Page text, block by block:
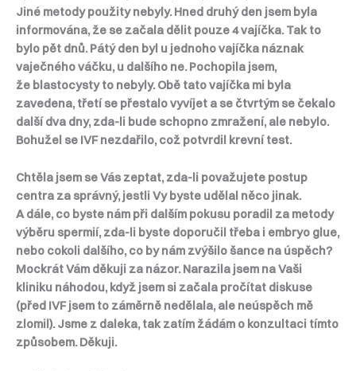
Jiné metody použity nebyly. Hned druhý den jsem byla
informována, že se začala dělit pouze 4 vajíčka. Tak to
bylo pět dnů. Pátý den byl u jednoho vajíčka náznak
vaječného váčku, u dalšího ne. Pochopila jsem,
že blastocysty to nebyly. Obě tato vajíčka mi byla
zavedena, třetí se přestalo vyvíjet a se čtvrtým se čekalo
další dva dny, zda-li bude schopno zmražení, ale nebylo.
Bohužel se IVF nezdařilo, což potvrdil krevní test.
Chtěla jsem se Vás zeptat, zda-li považujete postup
centra za správný, jestli Vy byste udělal něco jinak.
A dále, co byste nám při dalším pokusu poradil za metody
výběru spermií, zda-li byste doporučil třeba i embryo glue,
nebo cokoli dalšího, co by nám zvýšilo šance na úspěch?
Mockrát Vám děkuji za názor. Narazila jsem na Vaši
kliniku náhodou, když jsem si začala pročítat diskuse
(před IVF jsem to záměrně nedělala, ale neúspěch mě
zlomil). Jsme z daleka, tak zatím žádám o konzultaci tímto
způsobem. Děkuji.